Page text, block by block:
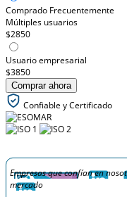
Comprado Frecuentemente
Múltiples usuarios
$2850
Usuario empresarial
$3850
Comprar ahora
Confiable y Certificado
Empresas que confían en
mercado